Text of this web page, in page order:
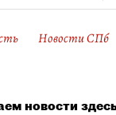
Новости СПб
новости